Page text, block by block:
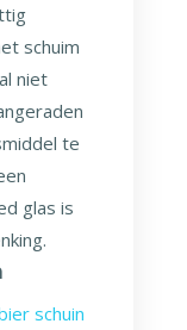
schuim
niet
te
glas is
schuin